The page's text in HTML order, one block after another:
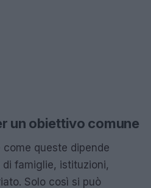
un obiettivo comune
queste dipende
di famiglie, istituzioni,
Solo così si può